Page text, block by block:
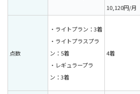
10,120円/月
点数
・ライトプラン：3着
・ライトプラスプラ
ン：5着
・レギュラープラ
ン：3着
4着